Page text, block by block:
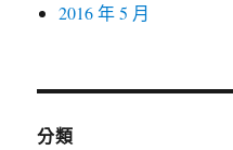
2016 年 5 月
分類